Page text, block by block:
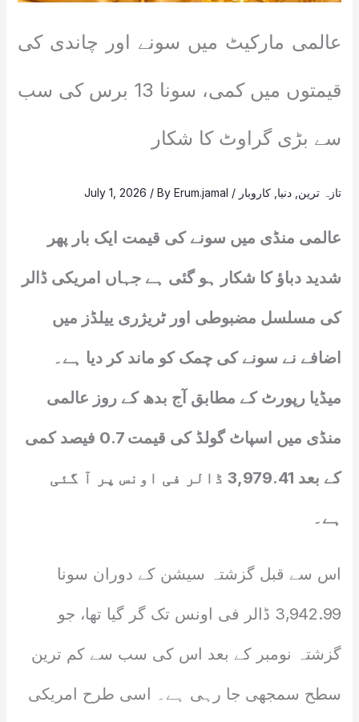
عالمی مارکیٹ میں سونے اور چاندی کی
قیمتوں میں کمی، سونا 13 برس کی سب
سے بڑی گراوٹ کا شکار
تازہ ترین دنیا کاروبار /
July 1, 2026 / ByErum.jamal
عالمی منڈی میں سونے کی قیمت ایک بار پھر
شدید دباؤ کا شکار ہو گئی ہے جہاں امریکی ڈالر
کی مسلسل مضبوطی اور ٹریژری ییلڈز میں
اضافے نے سونے کی چمک کو ماند کر دیا ہے۔
میڈیا رپورٹ کے مطابق آج بدھ کے روز عالمی
منڈی میں اسپاٹ گولڈ کی قیمت 0.7 فیصد کمی
کے بعد 3,979.41 ڈالر فی اونس پر آ گئی
ہے۔
اس سے قبل گزشتہ سیشن کے دوران سونا
3,942.99 ڈالر فی اونس تک گر گیا تھا، جو
گزشتہ نومبر کے بعد اس کی سب سے کم ترین
سطح سمجھی جا رہی ہے۔ اسی طرح امریکی